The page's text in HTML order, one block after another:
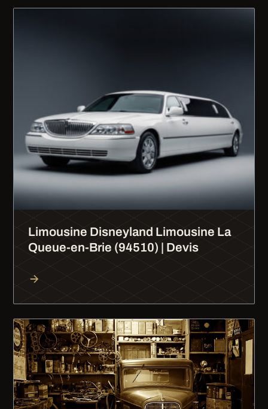
Limousine Disneyland Limousine La
Queue-en-Brie (94510) | Devis